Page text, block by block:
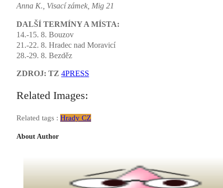
Anna K., Visací zámek, Mig 21
DALŠÍ TERMÍNY A MÍSTA:
14.-15. 8. Bouzov
21.-22. 8. Hradec nad Moravicí
28.-29. 8. Bezděz
ZDROJ: TZ 4PRESS
Related Images:
Related tags : Hrady CZ
About Author